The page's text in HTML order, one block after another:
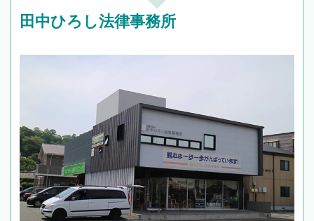
田中ひろし法律事務所